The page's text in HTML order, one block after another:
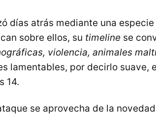
días atrás mediante una
sobre ellos, su timeline se
violencia, animales
lamentables, por decirlo suave,
14.
se aprovecha de la